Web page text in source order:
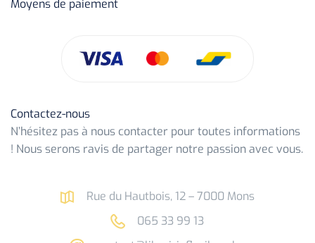
Moyens de paiement
Contactez-nous
N’hésitez pas à nous contacter pour toutes informations
! Nous serons ravis de partager notre passion avec vous.
Rue du Hautbois, 12 – 7000 Mons
065 33 99 13